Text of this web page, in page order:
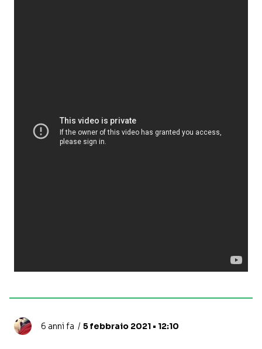
6 anni fa 5 febbraio 2021 • 12:10